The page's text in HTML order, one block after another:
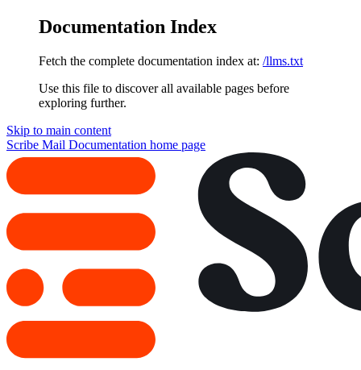
Documentation Index
Fetch the complete documentation index at: /llms.txt
Use this file to discover all available pages before
exploring further.
Skip to main content
Scribe Mail Documentation home page